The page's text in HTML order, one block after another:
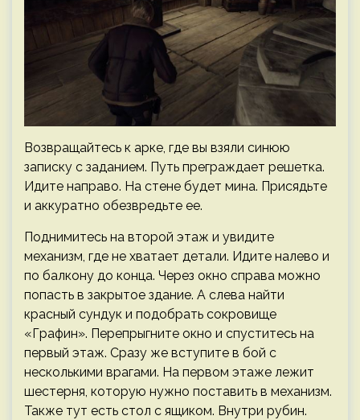
Возвращайтесь к арке, где вы взяли синюю
записку с заданием. Путь преграждает решетка.
Идите направо. На стене будет мина. Присядьте
и аккуратно обезвредьте ее.
Поднимитесь на второй этаж и увидите
механизм, где не хватает детали. Идите налево и
по балкону до конца. Через окно справа можно
попасть в закрытое здание. А слева найти
красный сундук и подобрать сокровище
«Графин». Перепрыгните окно и спуститесь на
первый этаж. Сразу же вступите в бой с
несколькими врагами. На первом этаже лежит
шестерня, которую нужно поставить в механизм.
Также тут есть стол с ящиком. Внутри рубин.